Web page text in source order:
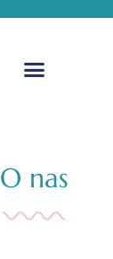
O nas